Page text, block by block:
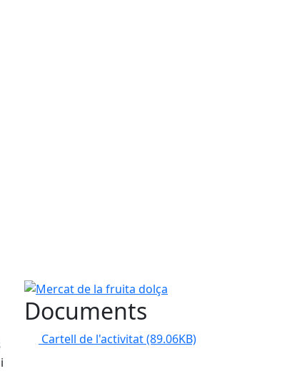
Mercat de la fruita dolça
Documents
Cartell de l'activitat(89.06KB)